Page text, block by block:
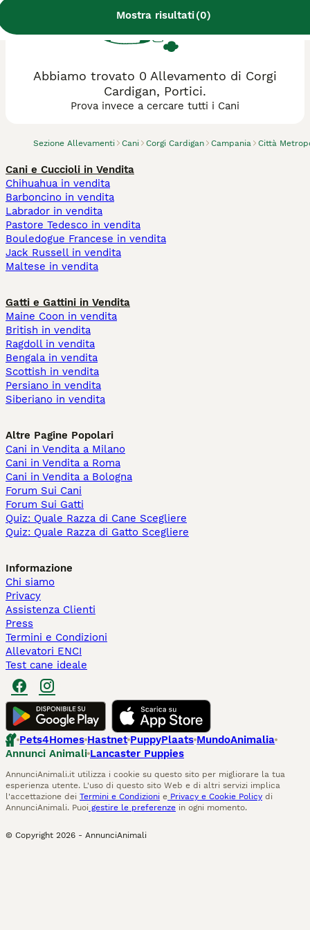
Mostra risultati(0)
Sezione Allevamenti Cani Corgi Cardigan Campania Città
Abbiamo trovato 0 Allevamento di Corgi
Cardigan, Portici.
Prova invece a cercare tutti i Cani
Cani e Cuccioli in Vendita
Chihuahua in vendita
Barboncino in vendita
Labrador in vendita
Pastore Tedesco in vendita
Bouledogue Francese in vendita
Jack Russell in vendita
Maltese in vendita
Gatti e Gattini in Vendita
Maine Coon in vendita
British in vendita
Ragdoll in vendita
Bengala in vendita
Scottish in vendita
Persiano in vendita
Siberiano in vendita
Altre Pagine Popolari
Cani in Vendita a Milano
Cani in Vendita a Roma
Cani in Vendita a Bologna
Forum Sui Cani
Forum Sui Gatti
Quiz: Quale Razza di Cane Scegliere
Quiz: Quale Razza di Gatto Scegliere
Informazione
Chi siamo
Privacy
Assistenza Clienti
Press
Termini e Condizioni
Allevatori ENCI
Test cane ideale
Pets4Homes Hastnet PuppyPlaats MundoAnimalia
Annunci Animali Lancaster Puppies
AnnunciAnimali.it utilizza i cookie su questo sito per migliorare la tua
esperienza utente. L'uso di questo sito Web e di altri servizi implica
l'accettazione dei Termini e Condizioni e Privacy e Cookie Policy di
AnnunciAnimali. Puoi gestire le preferenze in ogni momento.
© Copyright 2026 - AnnunciAnimali